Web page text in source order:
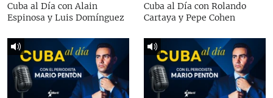
Cuba al Día con Alain
Espinosa y Luis Domínguez
Cuba al Día con Rolando
Cartaya y Pepe Cohen